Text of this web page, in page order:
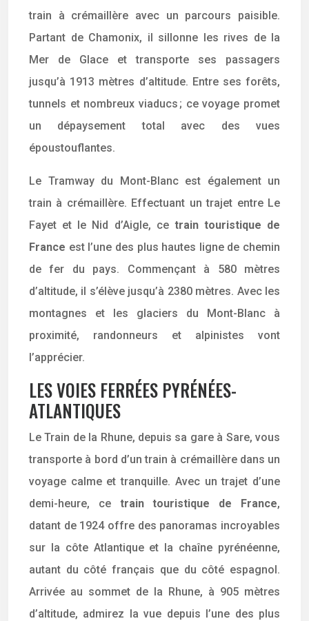
train à crémaillère avec un parcours paisible.
Partant de Chamonix, il sillonne les rives de la
Mer de Glace et transporte ses passagers
jusqu’à 1913 mètres d’altitude. Entre ses forêts,
tunnels et nombreux viaducs ; ce voyage promet
un dépaysement total avec des vues
époustouflantes.
Le Tramway du Mont-Blanc est également un
train à crémaillère. Effectuant un trajet entre Le
Fayet et le Nid d’Aigle, ce train touristique de
France est l’une des plus hautes ligne de chemin
de fer du pays. Commençant à 580 mètres
d’altitude, il s’élève jusqu’à 2380 mètres. Avec les
montagnes et les glaciers du Mont-Blanc à
proximité, randonneurs et alpinistes vont
l’apprécier.
LES VOIES FERRÉES PYRÉNÉES-
ATLANTIQUES
Le Train de la Rhune, depuis sa gare à Sare, vous
transporte à bord d’un train à crémaillère dans un
voyage calme et tranquille. Avec un trajet d’une
demi-heure, ce train touristique de France,
datant de 1924 offre des panoramas incroyables
sur la côte Atlantique et la chaîne pyrénéenne,
autant du côté français que du côté espagnol.
Arrivée au sommet de la Rhune, à 905 mètres
d’altitude, admirez la vue depuis l’une des plus